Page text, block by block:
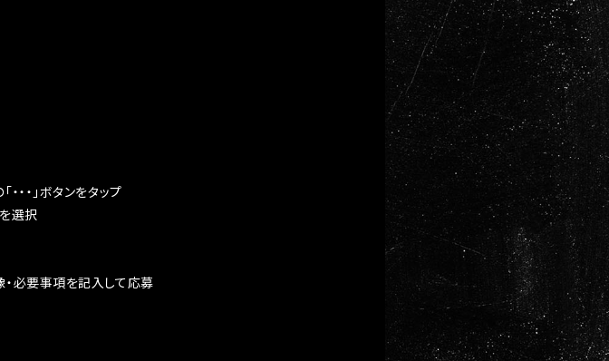
・・」ボタンをタップ
選択
・必要事項を記入して応募